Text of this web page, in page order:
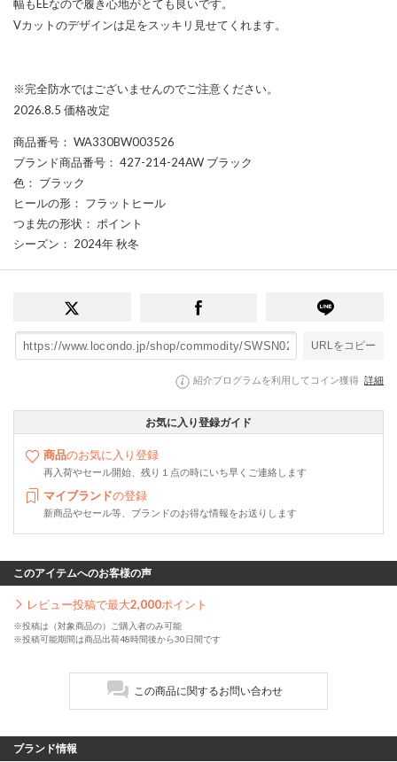
幅もEEなので履き心地がとても良いです。
Vカットのデザインは足をスッキリ見せてくれます。
※完全防水ではございませんのでご注意ください。
2026.8.5 価格改定
商品番号 ： WA330BW003526
ブランド商品番号 ： 427-214-24AW ブラック
色 ： ブラック
ヒールの形 ： フラットヒール
つま先の形状 ： ポイント
シーズン ： 2024年 秋冬
URLをコピー
紹介プログラムを利用してコイン獲得 詳細
お気に入り登録ガイド
商品のお気に入り登録
再入荷やセール開始、残り１点の時にいち早くご連絡します
マイブランドの登録
新商品やセール等、ブランドのお得な情報をお送りします
このアイテムへのお客様の声
レビュー投稿で最大2,000ポイント
※投稿は（対象商品の）ご購入者のみ可能
※投稿可能期間は商品出荷48時間後から30日間です
この商品に関するお問い合わせ
ブランド情報